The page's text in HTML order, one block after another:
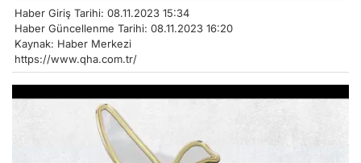
Haber Giriş Tarihi: 08.11.2023 15:34
Haber Güncellenme Tarihi: 08.11.2023 16:20
Kaynak: Haber Merkezi
https://www.qha.com.tr/